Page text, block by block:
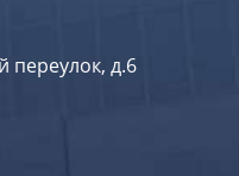
переулок, д.6